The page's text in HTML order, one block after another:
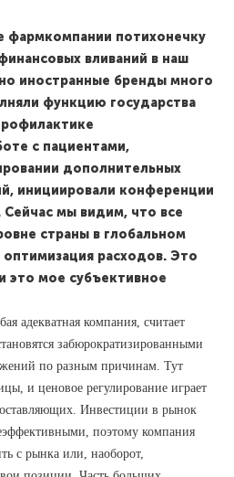
фармкомпании потихонечку
вливаний в наш
иностранные бренды много
функцию государства
с пациентами,
дополнительных
инициировали конференции
Сейчас мы видим, что все
страны в глобальном
расходов. Это
это мое субъективное
адекватная компания, считает
забюрократизированными
по разным причинам. Тут
и ценовое регулирование играет
Инвестиции в рынок
поэтому компания
с рынка или, наоборот,